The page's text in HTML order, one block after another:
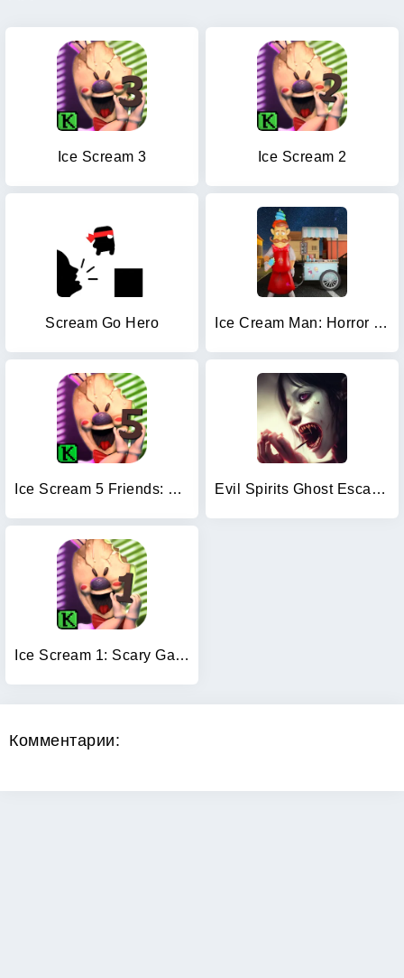
Ice Scream 3 Ice Scream 2
Scream Go Hero Ice Cream Man: Horror Scream
Ice Scream 5 Friends: Mike Evil Spirits Ghost Escape Game
Ice Scream 1: Scary Game
Комментарии: